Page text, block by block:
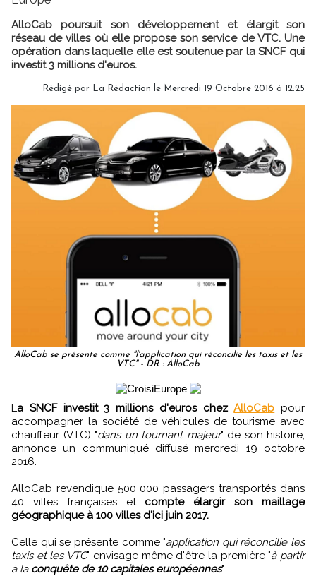
AlloCab poursuit son développement et élargit son
réseau de villes où elle propose son service de VTC. Une
opération dans laquelle elle est soutenue par la SNCF qui
investit 3 millions d'euros.
Rédigé par La Rédaction le Mercredi 19 Octobre 2016 à 12:25
AlloCab se présente comme "l'application qui réconcilie les taxis et les
VTC" - DR : AlloCab
La SNCF investit 3 millions d'euros chez AlloCab pour
accompagner la société de véhicules de tourisme avec
chauffeur (VTC) "dans un tournant majeur" de son histoire,
annonce un communiqué diffusé mercredi 19 octobre
2016.
AlloCab revendique 500 000 passagers transportés dans
40 villes françaises et compte élargir son maillage
géographique à 100 villes d'ici juin 2017.
Celle qui se présente comme "application qui réconcilie les
taxis et les VTC" envisage même d'être la première "à partir
à la conquête de 10 capitales européennes".